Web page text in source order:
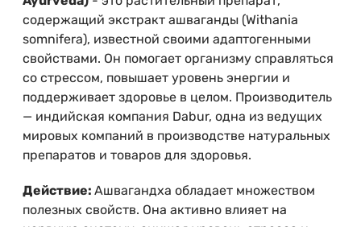
содержащий экстракт ашваганды (Withania
somnifera), известной своими адаптогенными
свойствами. Он помогает организму справляться
со стрессом, повышает уровень энергии и
поддерживает здоровье в целом. Производитель
— индийская компания Dabur, одна из ведущих
мировых компаний в производстве натуральных
препаратов и товаров для здоровья.
Действие: Ашвагандха обладает множеством
полезных свойств. Она активно влияет на